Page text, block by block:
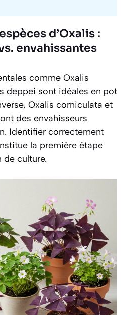
d’Oxalis :
envahissantes
comme Oxalis
deppei sont idéales en pot
Oxalis corniculata et
des envahisseurs
Identifier correctement
la première étape
de culture.